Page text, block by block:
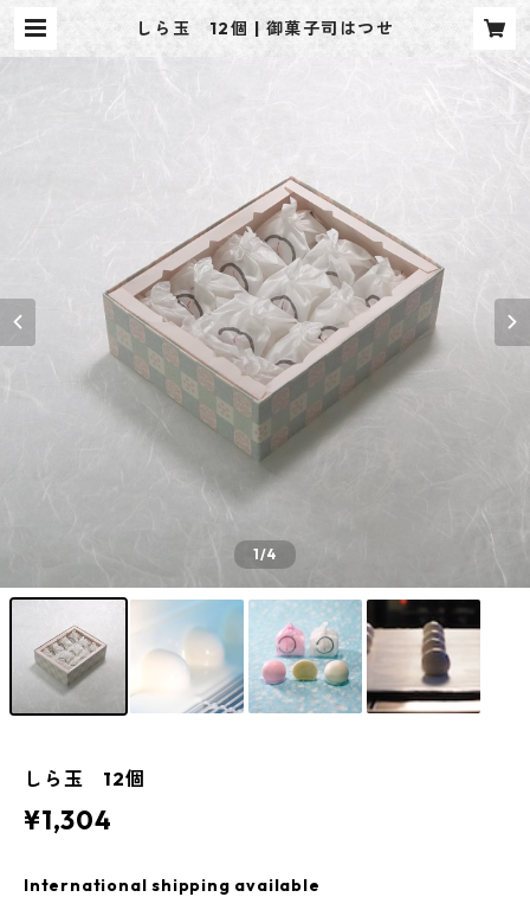
しら玉 12個 | 御菓子司はつせ
1/4
しら玉 12個
¥1,304
International shipping available